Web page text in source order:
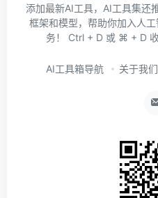
添加最新AI工具，AI工具集还
框架和模型，帮助你加入人
务！ Ctrl + D 或 ⌘ + D 收
AI工具箱导航 关于我们